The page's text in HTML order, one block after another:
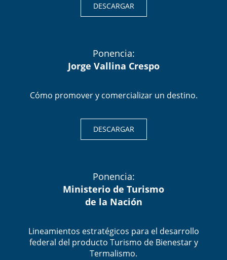
DESCARGAR
Ponencia:
Jorge Vallina Crespo
Cómo promover y comercializar un destino.
DESCARGAR
Ponencia:
Ministerio de Turismo
de la Nación
Lineamientos estratégicos para el desarrollo
federal del producto Turismo de Bienestar y
Termalismo.